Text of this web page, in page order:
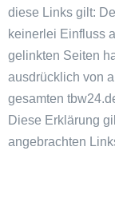
diese Links gilt:
keinerlei Einfluss
gelinkten Seiten
ausdrücklich von
gesamten
Diese Erklärung
angebrachten